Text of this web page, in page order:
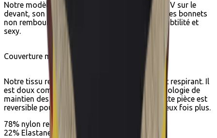
Notre modèle réversible Giali, avec sa coupe en V sur le
devant, son dos classique, son tissu côtelé et ses bonnets
non rembourrés, est le parfait équilibre entre subtilité et
sexy.
Couverture moyenne
Notre tissu recyclé est extra doux, extensible et respirant. Il
est doux comme du beurre et, grâce à sa technologie de
maintien des formes, il sculpte votre corps. Cette pièce est
reversible pour que vous puissiez en profiter deux fois plus.
78% nylon recyclé
22% Elastane